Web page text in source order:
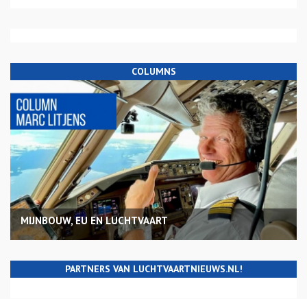
COLUMNS
MIJNBOUW, EU EN LUCHTVAART
PARTNERS VAN LUCHTVAARTNIEUWS.NL!